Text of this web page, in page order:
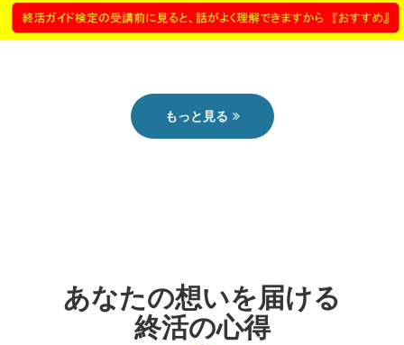
もっと見る
あなたの想いを届ける
終活の心得